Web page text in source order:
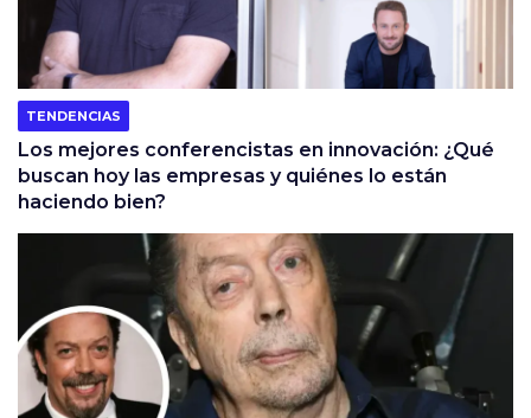
TENDENCIAS
Los mejores conferencistas en innovación: ¿Qué
buscan hoy las empresas y quiénes lo están
haciendo bien?